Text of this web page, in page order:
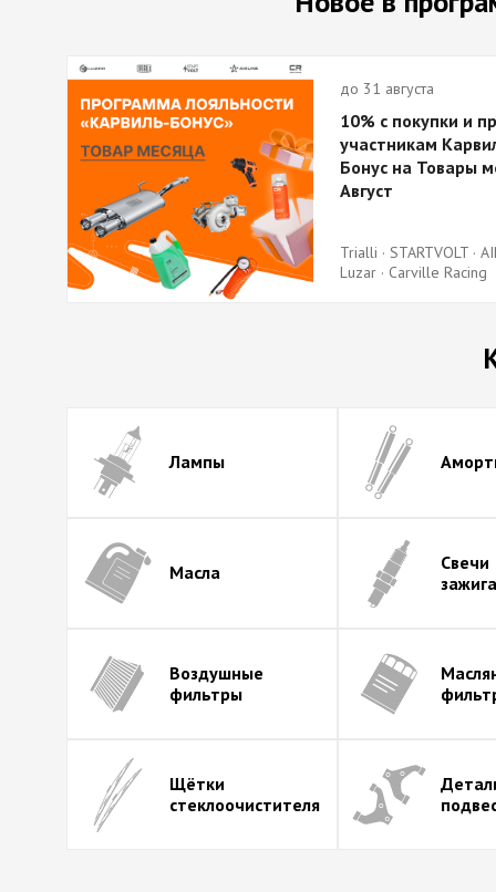
до 31 августа
10% с покупки и
участникам
Бонус на Товары
Август
Trialli · STARTVOLT ·
Luzar · Carville Racing
Лампы
Масла
Свечи
Воздушные
фильтры
Щётки
стеклоочистителя